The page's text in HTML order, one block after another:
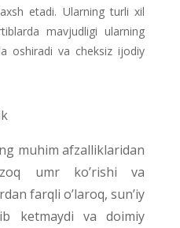
etadi. Ularning turli xil
mavjudligi ularning
oshiradi va cheksiz ijodiy
muhim afzalliklaridan
umr ko’rishi va
farqli o’laroq, sun’iy
ketmaydi va doimiy